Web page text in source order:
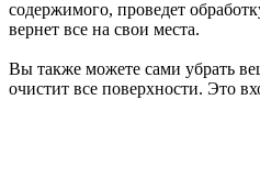
содержимого, проведет
вернет все на свои места.
Вы также можете сами убрать
очистит все поверхности. Это